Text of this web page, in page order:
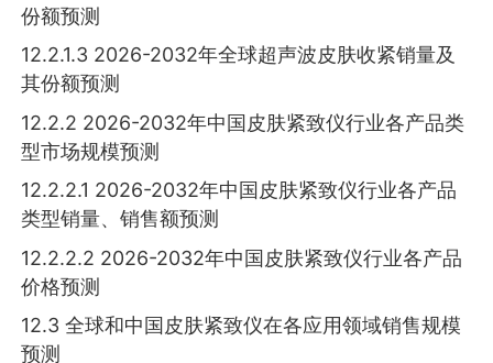
份额预测
12.2.1.3 2026-2032年全球超声波皮肤收紧销量及
其份额预测
12.2.2 2026-2032年中国皮肤紧致仪行业各产品类
型市场规模预测
12.2.2.1 2026-2032年中国皮肤紧致仪行业各产品
类型销量、销售额预测
12.2.2.2 2026-2032年中国皮肤紧致仪行业各产品
价格预测
12.3 全球和中国皮肤紧致仪在各应用领域销售规模
预测